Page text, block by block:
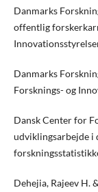
Danmarks
offentlig
Danmarks
Forsknings- og
Dansk Center for
udviklingsarbejde i
Dehejia, Rajeev H.